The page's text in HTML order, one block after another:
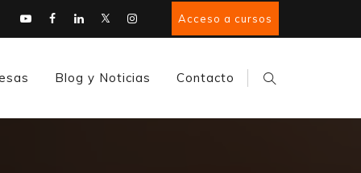
Acceso a cursos
Blog y Noticias Contacto